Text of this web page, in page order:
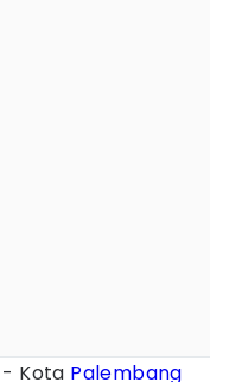
- Kota Palembang